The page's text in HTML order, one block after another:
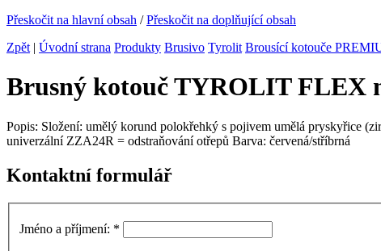
Přeskočit na hlavní obsah /Přeskočit na doplňující obsah
Zpět | Úvodní strana Produkty Brusivo Tyrolit Brousící kotouče
Brusný kotouč TYROLIT FLEX
Popis: Složení: umělý korund polokřehký s pojivem umělá pryskyřice
univerzální ZZA24R = odstraňování otřepů Barva: červená/stříbrná
Kontaktní formulář
Jméno a příjmení: *